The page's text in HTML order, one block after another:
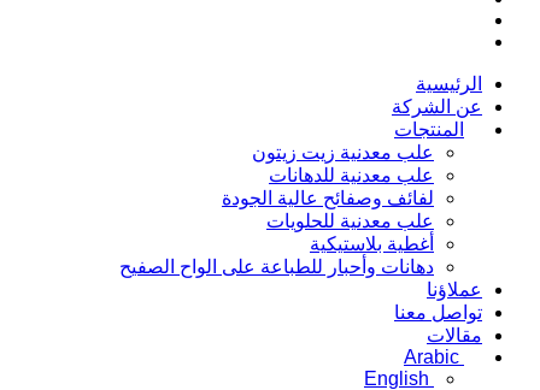
الرئيسية
عن الشركة
المنتجات
علب معدنية زيت زيتون
علب معدنية للدهانات
لفائف وصفائح عالية الجودة
علب معدنية للحلويات
أغطية بلاستيكية
دهانات وأحبار للطباعة على الواح الصفيح
عملاؤنا
تواصل معنا
مقالات
Arabic
English